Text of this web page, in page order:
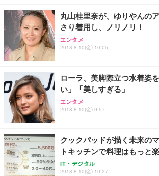
丸山桂里奈が、ゆりやんの
さり着用し、ノリノリ！
エンタメ
2018.8.10(金) 10:05
ローラ、美脚際立つ水着姿
い」「美しすぎる」
エンタメ
2018.8.10(金) 9:57
クックパッドが描く未来の
トキッチンで料理はもっと
IT・デジタル
2018.8.10(金) 10:27